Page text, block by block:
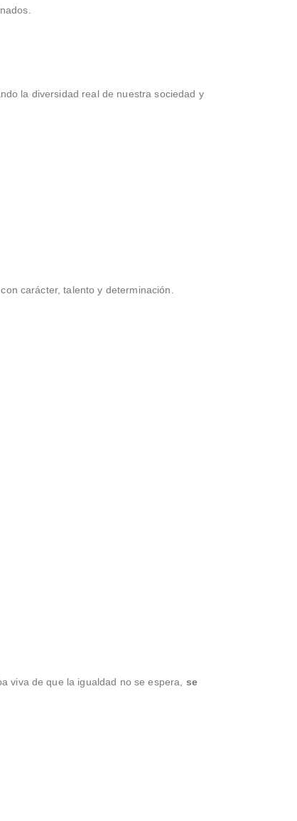
la diversidad real de nuestra sociedad y
carácter, talento y determinación.
viva de que la igualdad no se espera, se